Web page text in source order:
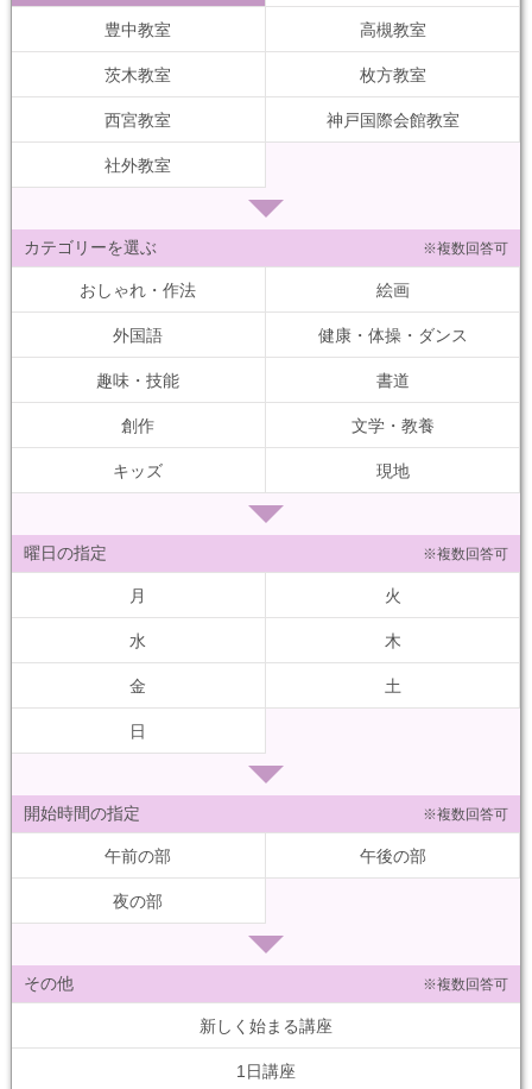
豊中教室 高槻教室
茨木教室 枚方教室
西宮教室 神戸国際会館教室
社外教室
カテゴリーを選ぶ ※複数回答可
おしゃれ・作法 絵画
外国語 健康・体操・ダンス
趣味・技能 書道
創作 文学・教養
キッズ 現地
曜日の指定 ※複数回答可
月 火
水 木
金 土
日
開始時間の指定 ※複数回答可
午前の部 午後の部
夜の部
その他 ※複数回答可
新しく始まる講座
1日講座